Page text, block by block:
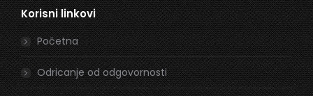
opens
in
new
window
opens
in
new
window
Korisni linkovi
Početna
Odricanje od odgovornosti